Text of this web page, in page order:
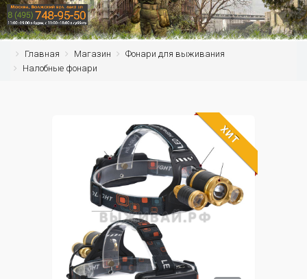
Главная Магазин
Фонари для выживания
Налобные фонари
ХИТ